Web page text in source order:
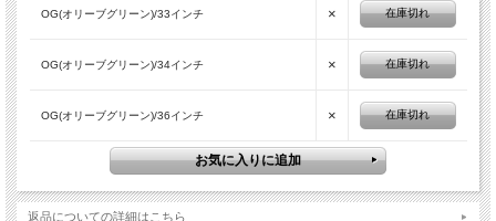
■ 商品詳細
商品ID
・WPSK94
・ポリエステル65％、綿35％ 7.25oz Mechanical Stretch
・ニクアグラ製
カラー
・BK(ブラック) CH(チャコール) DS(デザートサンド)
・DN(ダークネイビー) ・CB(チョコレートブラウン) ・
OG(オリーブグリーン)/33インチ × 在庫切れ
OG(オリーブグリーン)/34インチ × 在庫切れ
OG(オリーブグリーン)/36インチ × 在庫切れ
返品についての詳細はこちら